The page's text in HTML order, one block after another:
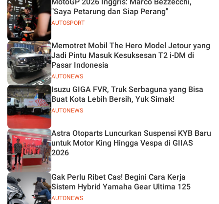
AUTOSPORT
"Saya Petarung dan Siap Perang"
AUTONEWS
Memotret Mobil The Hero Model Jetour yang
Jadi Pintu Masuk Kesuksesan T2 i-DM di
Pasar Indonesia
AUTONEWS
Isuzu GIGA FVR, Truk Serbaguna yang Bisa
Buat Kota Lebih Bersih, Yuk Simak!
Astra Otoparts Luncurkan Suspensi KYB Baru
untuk Motor King Hingga Vespa di GIIAS
2026
AUTONEWS
Gak Perlu Ribet Cas! Begini Cara Kerja
Sistem Hybrid Yamaha Gear Ultima 125